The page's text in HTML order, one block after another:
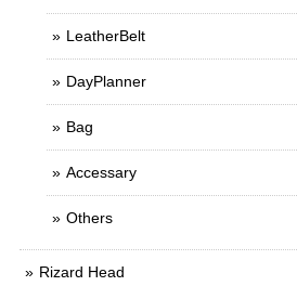
LeatherBelt
DayPlanner
Bag
Accessary
Others
Rizard Head